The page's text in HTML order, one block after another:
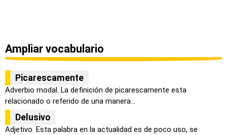
Ampliar vocabulario
Picarescamente
Adverbio modal. La definición de picarescamente esta
relacionado o referido de una manera...
Delusivo
Adjetivo. Esta palabra en la actualidad es de poco uso, se